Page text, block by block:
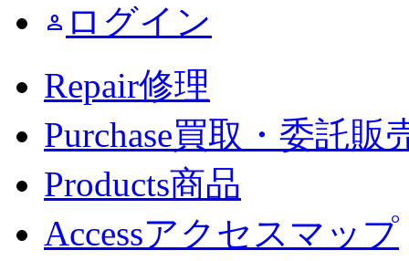
person ログイン
Repair修理
Purchase買取・委託販
Products商品
Accessアクセスマップ